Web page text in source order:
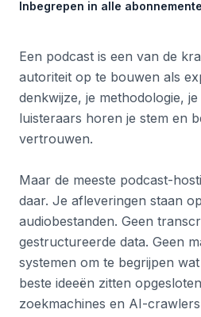
Inbegrepen in alle
Een podcast is een van de
autoriteit op te bouwen als
denkwijze, je methodologie,
luisteraars horen je stem en
vertrouwen.
Maar de meeste podcast-
daar. Je afleveringen staan
audiobestanden. Geen
gestructureerde data. Geen
systemen om te begrijpen
beste ideeën zitten
zoekmachines en AI-